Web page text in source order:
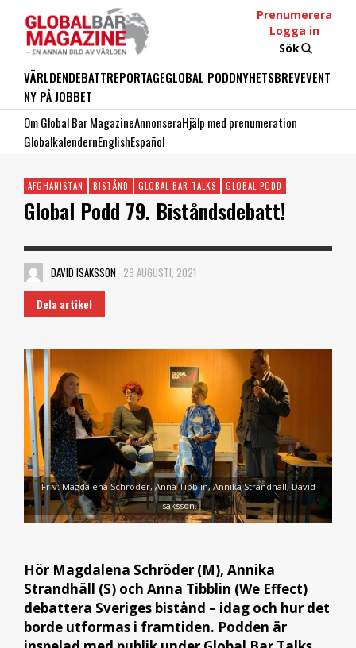
Prenumerera
Logga in
Sök
VÄRLDENDEBATTREPORTAGEGLOBAL PODDNYHETSBREVEVENT
NY PÅ JOBBET
Om Global Bar MagazineAnnonseraHjälp med prenumeration
GlobalkalendernEnglishEspañol
AFGHANISTAN BISTÅND GLOBAL BAR TALKS GLOBAL PODD
Global Podd 79. Biståndsdebatt!
DAVID ISAKSSON 29 AUGUSTI, 2021
Dela artikel
Fr v: Magdalena Schröder, Anna Tibblin, Annika Strandhäll, David
Isaksson.
Hör Magdalena Schröder (M), Annika
Strandhäll (S) och Anna Tibblin (We Effect)
debattera Sveriges bistånd – idag och hur det
borde utformas i framtiden. Podden är